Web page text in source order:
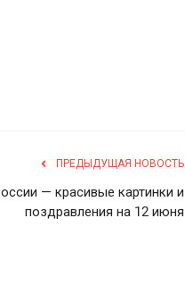
ПРЕДЫДУЩАЯ НОВОСТЬ
— красивые картинки и
поздравления на 12 июня